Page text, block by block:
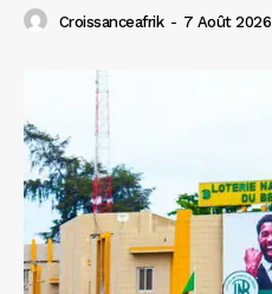
Croissanceafrik - 7 Août 2026